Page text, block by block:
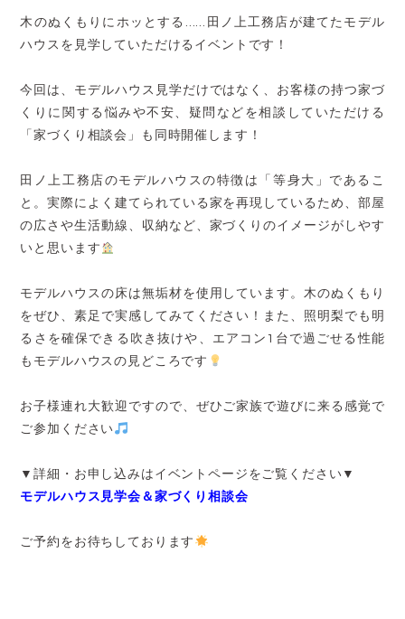
木のぬくもりにホッとする……田ノ上工務店が建てたモデル
ハウスを見学していただけるイベントです！
今回は、モデルハウス見学だけではなく、お客様の持つ家づ
くりに関する悩みや不安、疑問などを相談していただける
「家づくり相談会」も同時開催します！
田ノ上工務店のモデルハウスの特徴は「等身大」であるこ
と。実際によく建てられている家を再現しているため、部屋
の広さや生活動線、収納など、家づくりのイメージがしやす
いと思います
モデルハウスの床は無垢材を使用しています。木のぬくもり
をぜひ、素足で実感してみてください！また、照明梨でも明
るさを確保できる吹き抜けや、エアコン1台で過ごせる性能
もモデルハウスの見どころです
お子様連れ大歓迎ですので、ぜひご家族で遊びに来る感覚で
ご参加ください
▼詳細・お申し込みはイベントページをご覧ください▼
モデルハウス見学会＆家づくり相談会
ご予約をお待ちしております